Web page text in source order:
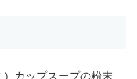
カップスープの粉末